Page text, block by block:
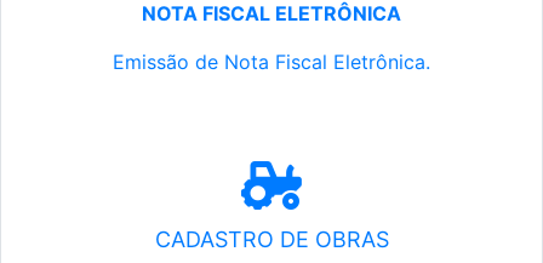
NOTA FISCAL ELETRÔNICA
Emissão de Nota Fiscal Eletrônica.
CADASTRO DE OBRAS